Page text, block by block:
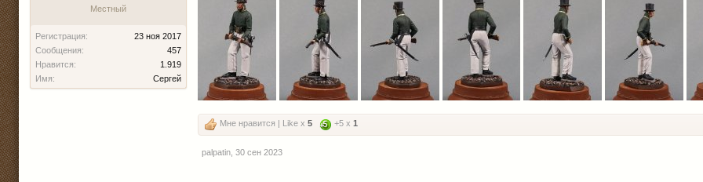
Местный
Регистрация:
23 ноя 2017
Сообщения:
457
Нравится:
1.919
Имя:
Сергей
Мне нравится | Like x 5 +5 x 1
palpatin 30 сен 2023